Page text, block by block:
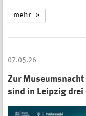
mehr
07.05.26
Zur
sind in Leipzig drei